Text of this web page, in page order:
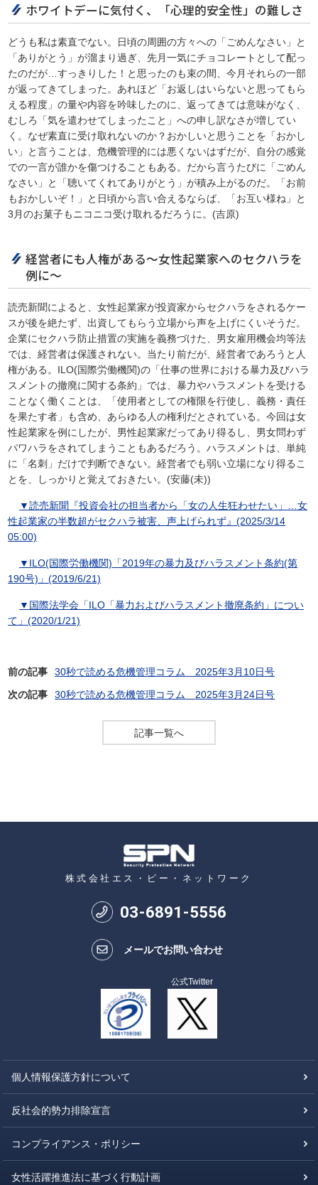
ホワイトデーに気付く、「心理的安全性」の難しさ
どうも私は素直でない。日頃の周囲の方々への「ごめんなさい」と
「ありがとう」が溜まり過ぎ、先月一気にチョコレートとして配っ
たのだが…すっきりした！と思ったのも束の間、今月それらの一部
が返ってきてしまった。あれほど「お返しはいらないと思ってもら
える程度」の量や内容を吟味したのに、返ってきては意味がなく、
むしろ「気を遣わせてしまったこと」への申し訳なさが増してい
く。なぜ素直に受け取れないのか？おかしいと思うことを「おかし
い」と言うことは、危機管理的には悪くないはずだが、自分の感覚
での一言が誰かを傷つけることもある。だから言うたびに「ごめん
なさい」と「聴いてくれてありがとう」が積み上がるのだ。「お前
もおかしいぞ！」と日頃から言い合えるならば、「お互い様ね」と
3月のお菓子もニコニコ受け取れるだろうに。(吉原)
経営者にも人権がある～女性起業家へのセクハラを
例に～
読売新聞によると、女性起業家が投資家からセクハラをされるケー
スが後を絶たず、出資してもらう立場から声を上げにくいそうだ。
企業にセクハラ防止措置の実施を義務づけた、男女雇用機会均等法
では、経営者は保護されない。当たり前だが、経営者であろうと人
権がある。ILO(国際労働機関)の「仕事の世界における暴力及びハラ
スメントの撤廃に関する条約」では、暴力やハラスメントを受ける
ことなく働くことは、「使用者としての権限を行使し、義務・責任
を果たす者」も含め、あらゆる人の権利だとされている。今回は女
性起業家を例にしたが、男性起業家だってあり得るし、男女問わず
パワハラをされてしまうこともあるだろう。ハラスメントは、単純
に「名刺」だけで判断できない。経営者でも弱い立場になり得るこ
とを、しっかりと覚えておきたい。(安藤(未))
▼読売新聞『投資会社の担当者から「女の人生狂わせたい」…女
性起業家の半数超がセクハラ被害、声上げられず』(2025/3/14
05:00)
▼ILO(国際労働機関)「2019年の暴力及びハラスメント条約(第
190号)」(2019/6/21)
▼国際法学会「ILO「暴力およびハラスメント撤廃条約」につい
て」(2020/1/21)
前の記事
30秒で読める危機管理コラム 2025年3月10日号
次の記事
30秒で読める危機管理コラム 2025年3月24日号
記事一覧へ
株式会社エス・ピー・ネットワーク
03-6891-5556
メールでお問い合わせ
公式Twitter
個人情報保護方針について
反社会的勢力排除宣言
コンプライアンス・ポリシー
女性活躍推進法に基づく行動計画